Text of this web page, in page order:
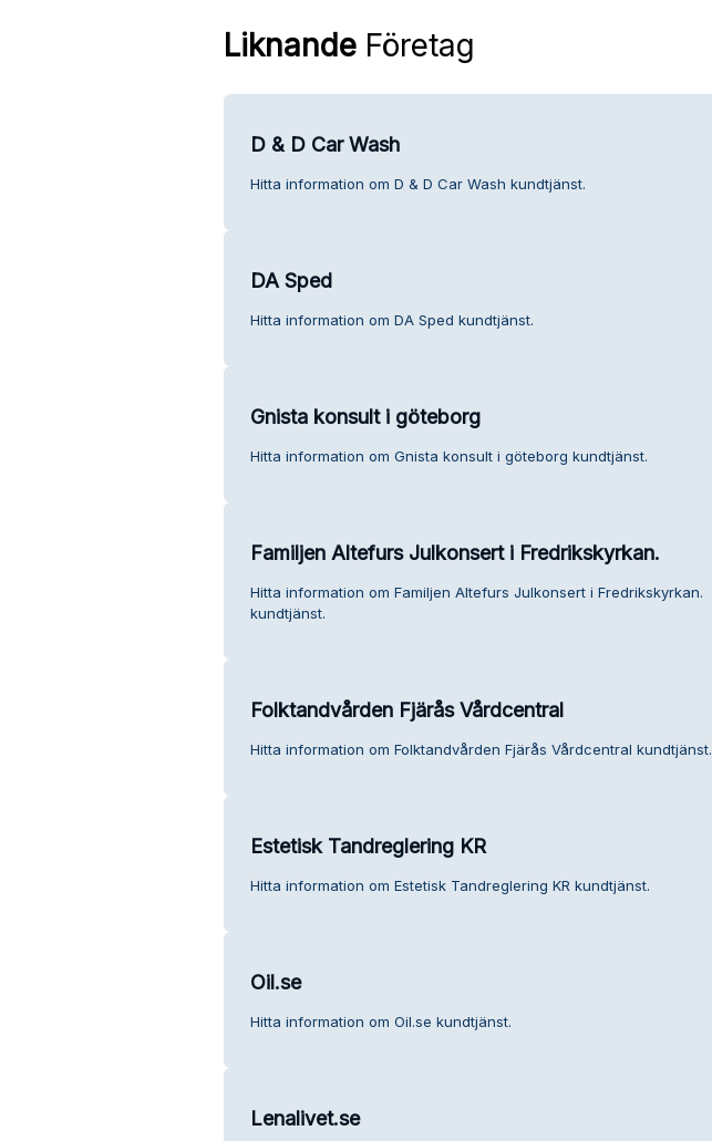
LiknandeFöretag
D & D Car Wash
Hitta information om D & D Car Wash kundtjänst.
DA Sped
Hitta information om DA Sped kundtjänst.
Gnista konsult i göteborg
Hitta information om Gnista konsult i göteborg kundtjänst.
Familjen Altefurs Julkonsert i Fredrikskyrkan.
Hitta information om Familjen Altefurs Julkonsert i Fredrikskyrkan.
kundtjänst.
Folktandvården Fjärås Vårdcentral
Hitta information om Folktandvården Fjärås Vårdcentral kundtjänst.
Estetisk Tandreglering KR
Hitta information om Estetisk Tandreglering KR kundtjänst.
Oil.se
Hitta information om Oil.se kundtjänst.
Lenalivet.se